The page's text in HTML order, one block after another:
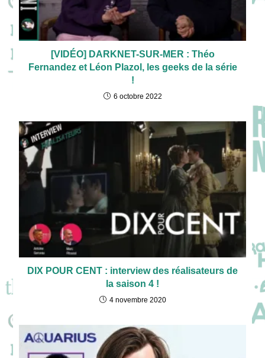
[VIDÉO] DARKNET-SUR-MER : Théo
Fernandez et Léon Plazol, les geeks de la série
!
6 octobre 2022
DIX POUR CENT : interview des réalisateurs de
la saison 4 !
4 novembre 2020